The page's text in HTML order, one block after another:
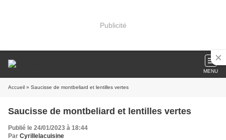
Publicité
MENU
Accueil » Saucisse de montbeliard et lentilles vertes
Saucisse de montbeliard et lentilles vertes
Publié le 24/01/2023 à 18:44
Par Cyrillelacuisine